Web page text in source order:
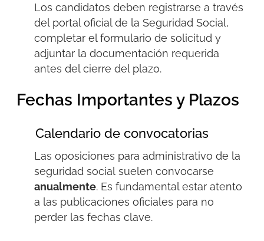
Los candidatos deben registrarse a través
del portal oficial de la Seguridad Social,
completar el formulario de solicitud y
adjuntar la documentación requerida
antes del cierre del plazo.
Fechas Importantes y Plazos
Calendario de convocatorias
Las oposiciones para administrativo de la
seguridad social suelen convocarse
anualmente. Es fundamental estar atento
a las publicaciones oficiales para no
perder las fechas clave.